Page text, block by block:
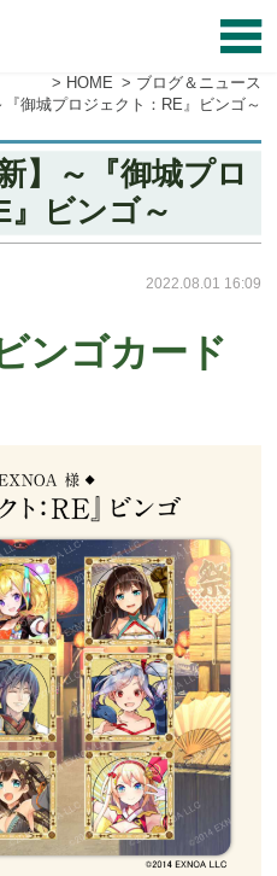
HOME
ブログ＆ニュース
『御城プロジェクト：RE』ビンゴ～
】～『御城プロ
』ビンゴ～
2022.08.01 16:09
ンゴカード